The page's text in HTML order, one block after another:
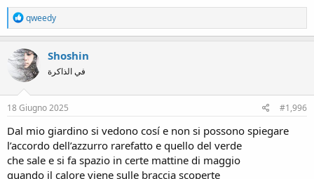
R
e
a
c
t
i
o
n
s
qweedy
Shoshin
في الذاكرة
18 Giugno 2025 #1,996
Dal mio giardino si vedono cosí e non si possono spiegare
l’accordo dell’azzurro rarefatto e quello del verde
che sale e si fa spazio in certe mattine di maggio
quando il calore viene sulle braccia scoperte